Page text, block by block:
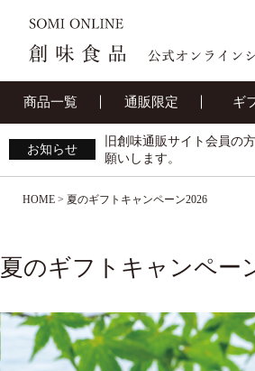
商品一覧 通販限定 ギ
お知らせ
旧創味通販サイト会員の
願いします。
HOME 夏のギフトキャンペーン2026
夏のギフトキャンペー